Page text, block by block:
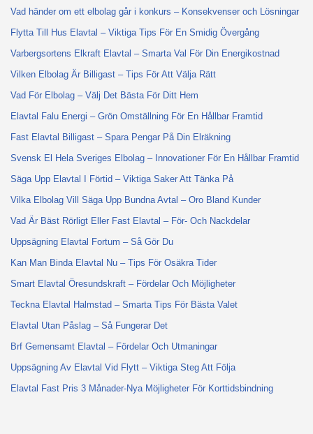
Vad händer om ett elbolag går i konkurs – Konsekvenser och Lösningar
Flytta Till Hus Elavtal – Viktiga Tips För En Smidig Övergång
Varbergsortens Elkraft Elavtal – Smarta Val För Din Energikostnad
Vilken Elbolag Är Billigast – Tips För Att Välja Rätt
Vad För Elbolag – Välj Det Bästa För Ditt Hem
Elavtal Falu Energi – Grön Omställning För En Hållbar Framtid
Fast Elavtal Billigast – Spara Pengar På Din Elräkning
Svensk El Hela Sveriges Elbolag – Innovationer För En Hållbar Framtid
Säga Upp Elavtal I Förtid – Viktiga Saker Att Tänka På
Vilka Elbolag Vill Säga Upp Bundna Avtal – Oro Bland Kunder
Vad Är Bäst Rörligt Eller Fast Elavtal – För- Och Nackdelar
Uppsägning Elavtal Fortum – Så Gör Du
Kan Man Binda Elavtal Nu – Tips För Osäkra Tider
Smart Elavtal Öresundskraft – Fördelar Och Möjligheter
Teckna Elavtal Halmstad – Smarta Tips För Bästa Valet
Elavtal Utan Påslag – Så Fungerar Det
Brf Gemensamt Elavtal – Fördelar Och Utmaningar
Uppsägning Av Elavtal Vid Flytt – Viktiga Steg Att Följa
Elavtal Fast Pris 3 Månader-Nya Möjligheter För Korttidsbindning